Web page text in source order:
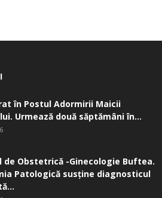
în Postul Adormirii Maicii
Urmează două săptămâni în...
de Obstetrică -Ginecologie Buftea.
Patologică susţine diagnosticul